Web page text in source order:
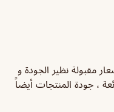
مقبولة نظير الجودة و
، جودة المنتجات أيضاً